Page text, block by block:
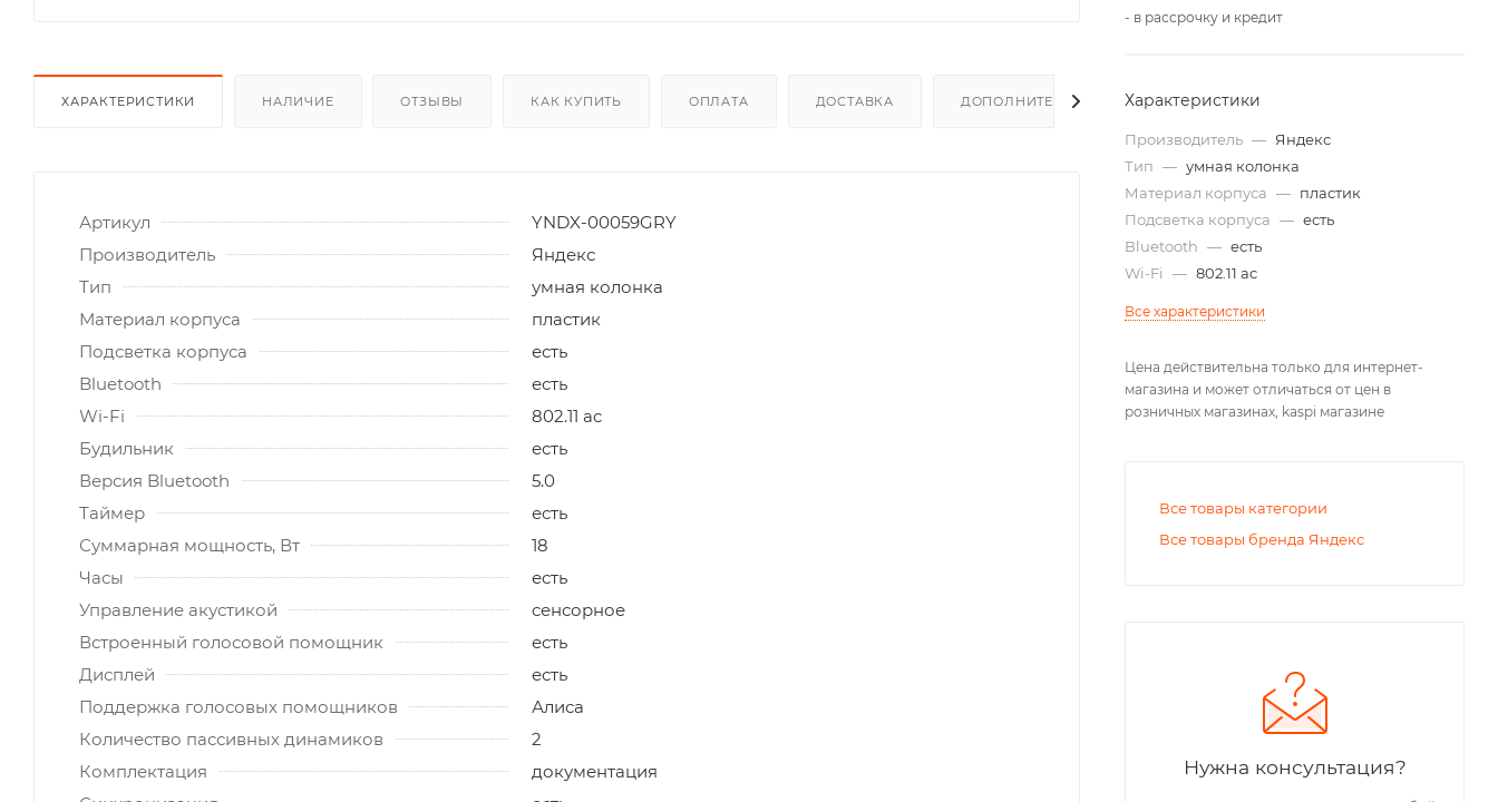
ХАРАКТЕРИСТИКИ НАЛИЧИЕ ОТЗЫВЫ КАК КУПИТЬ ОПЛАТА ДОСТАВКА ДОПОЛНИТЕЛЬНО
Артикул
YNDX-00059GRY
Производитель
Яндекс
Тип
умная колонка
Материал корпуса
пластик
Подсветка корпуса
есть
Bluetooth
есть
Wi-Fi
802.11 ac
Будильник
есть
Версия Bluetooth
5.0
Таймер
есть
Суммарная мощность, Вт
18
Часы
есть
Управление акустикой
сенсорное
Встроенный голосовой помощник
есть
Дисплей
есть
Поддержка голосовых помощников
Алиса
Количество пассивных динамиков
2
Комплектация
документация
- в рассрочку и кредит
Характеристики
Производитель — Яндекс
Тип — умная колонка
Материал корпуса — пластик
Подсветка корпуса — есть
Bluetooth — есть
Wi-Fi
— 802.11 ac
Все характеристики
Цена действительна только для интернет-
магазина и может отличаться от цен в
розничных магазинах, kaspi магазине
Все товары категории
Все товары бренда Яндекс
Нужна консультация?